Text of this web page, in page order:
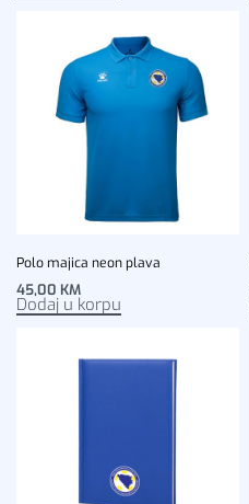
Polo majica neon plava
45,00 KM
Dodaj u korpu